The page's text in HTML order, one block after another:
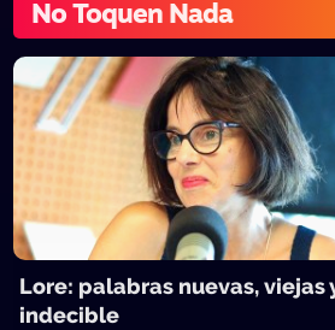
No Toquen Nada
Lore: palabras nuevas, viejas
indecible